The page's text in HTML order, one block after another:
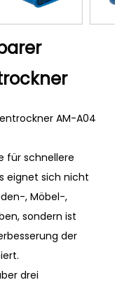
AM-A04
für schnellere
eignet sich nicht
, Möbel-,
sondern ist
der
drei